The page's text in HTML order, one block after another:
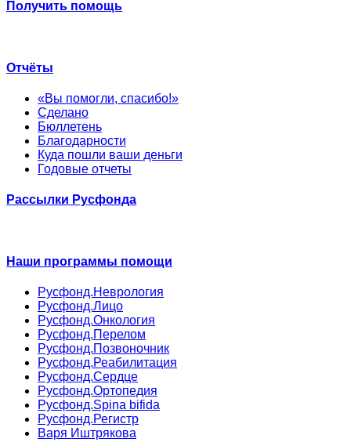
Получить помощь
Отчёты
«Вы помогли, спасибо!»
Сделано
Бюллетень
Благодарности
Куда пошли ваши деньги
Годовые отчеты
Рассылки Русфонда
Наши программы помощи
Русфонд.Неврология
Русфонд.Лицо
Русфонд.Онкология
Русфонд.Перелом
Русфонд.Позвоночник
Русфонд.Реабилитация
Русфонд.Сердце
Русфонд.Ортопедия
Русфонд.Spina bifida
Русфонд.Регистр
Варя Иштрякова